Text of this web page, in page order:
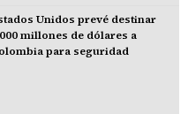
Unidos prevé destinar
millones de dólares a
para seguridad